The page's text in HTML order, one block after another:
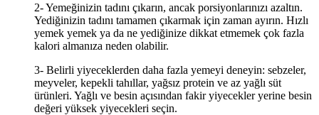
2- Yemeğinizin tadını çıkarın, ancak porsiyonlarınızı azaltın.
Yediğinizin tadını tamamen çıkarmak için zaman ayırın. Hızlı
yemek yemek ya da ne yediğinize dikkat etmemek çok fazla
kalori almanıza neden olabilir.
3- Belirli yiyeceklerden daha fazla yemeyi deneyin: sebzeler,
meyveler, kepekli tahıllar, yağsız protein ve az yağlı süt
ürünleri. Yağlı ve besin açısından fakir yiyecekler yerine besin
değeri yüksek yiyecekleri seçin.